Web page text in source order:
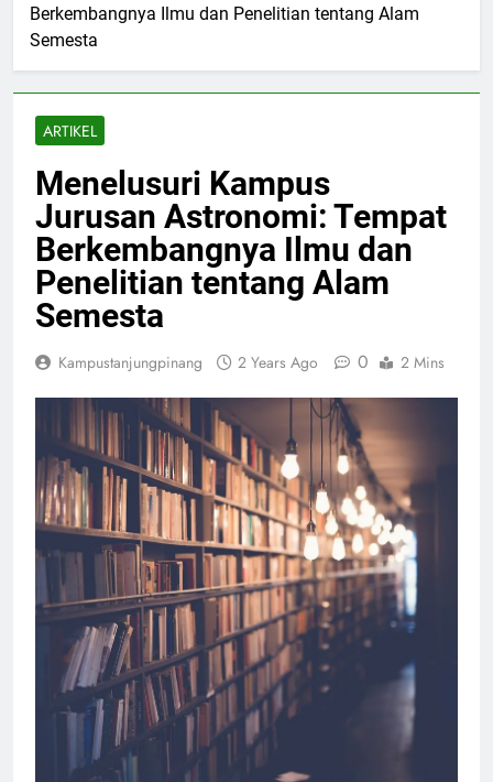
Berkembangnya Ilmu dan Penelitian tentang Alam
Semesta
ARTIKEL
Menelusuri Kampus
Jurusan Astronomi: Tempat
Berkembangnya Ilmu dan
Penelitian tentang Alam
Semesta
Kampustanjungpinang 2 Years Ago 0 2 Mins